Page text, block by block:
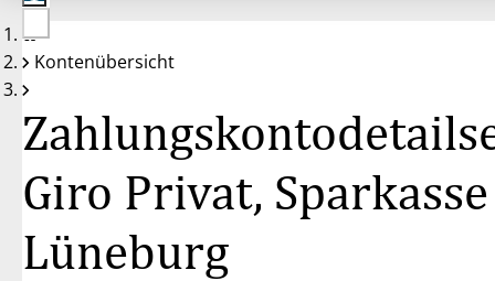
auf
100%
Keine
Konten
Kontenübersicht
Giro Privat, Sparkasse
Lüneburg